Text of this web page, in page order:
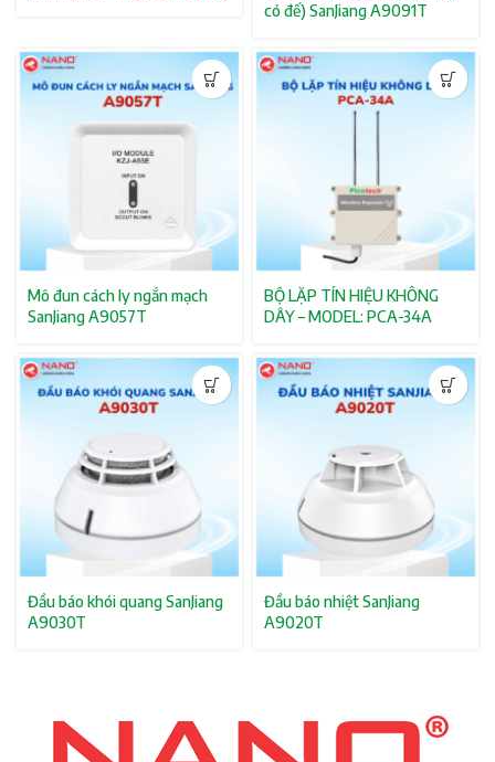
có đế) SanJiang A9091T
Mô đun cách ly ngắn mạch
SanJiang A9057T
BỘ LẶP TÍN HIỆU KHÔNG
DÂY – MODEL: PCA-34A
Đầu báo khói quang SanJiang
A9030T
Đầu báo nhiệt SanJiang
A9020T